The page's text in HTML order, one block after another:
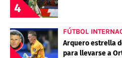
4
FÚTBOL
Arquero estrella
para llevarse a